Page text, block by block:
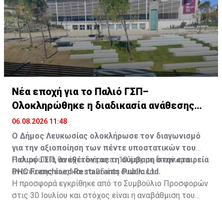
Νέα εποχή για το Παλιό ΓΣΠ–
Ολοκληρώθηκε η διαδικασία ανάθεσης
των υποστατικών
06.08.2026 11:48
Ο Δήμος Λευκωσίας ολοκλήρωσε τον διαγωνισμό
για την αξιοποίηση των πέντε υποστατικών του
Παλιού ΓΣΠ, αναθέτοντας τη σύμβαση στην εταιρεία
PHC Franchised Restaurants Public Ltd.
Η συμφωνία θα έχει διάρκεια 10 έτη, με δικαίωμα
ανανέωσης έως και τα 25 έτη συνολικά.
Η προσφορά εγκρίθηκε από το Συμβούλιο Προσφορών
στις 30 Ιουλίου και στόχος είναι η αναβάθμιση του